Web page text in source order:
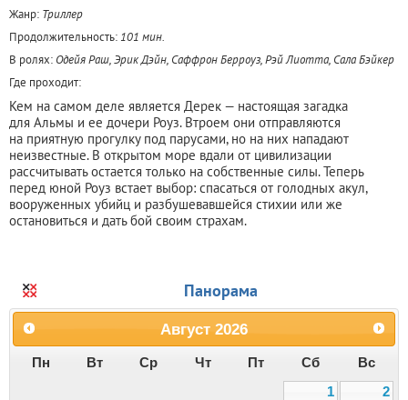
Жанр: Триллер
Продолжительность: 101 мин.
В ролях: Одейя Раш, Эрик Дэйн, Саффрон Берроуз, Рэй Лиотта, Сала Бэйкер
Где проходит:
Кем на самом деле является Дерек — настоящая загадка
для Альмы и ее дочери Роуз. Втроем они отправляются
на приятную прогулку под парусами, но на них нападают
неизвестные. В открытом море вдали от цивилизации
рассчитывать остается только на собственные силы. Теперь
перед юной Роуз встает выбор: спасаться от голодных акул,
вооруженных убийц и разбушевавшейся стихии или же
остановиться и дать бой своим страхам.
Панорама
Август 2026
Пн Вт Ср Чт Пт Сб
Вс
1
2